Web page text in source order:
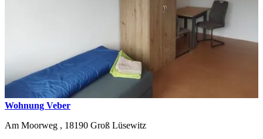
Wohnung Veber
Am Moorweg , 18190 Groß Lüsewitz